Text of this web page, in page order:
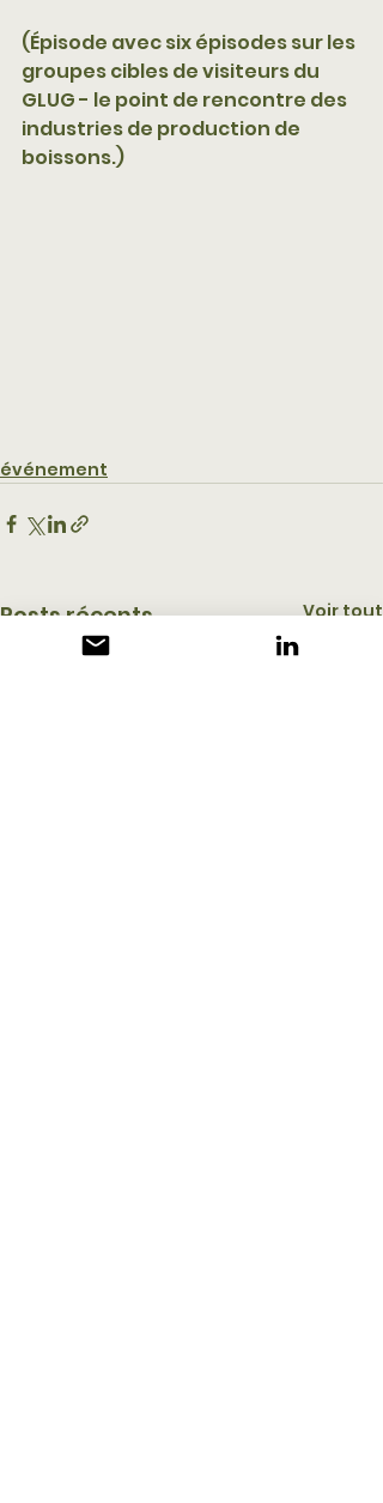
(Épisode avec six épisodes sur les
groupes cibles de visiteurs du
GLUG - le point de rencontre des
industries de production de
boissons.)
événement
Posts récents Voir tout